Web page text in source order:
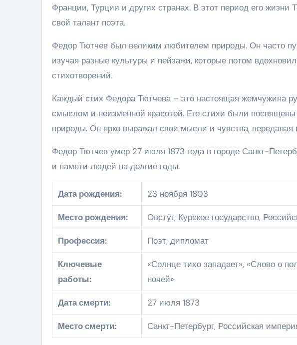
Франции, Турции и других странах. В этот период его жизни
свой талант поэта.
Федор Тютчев был великим любителем природы. Он часто
изучая разные культуры и пейзажи, которые потом
стихотворений.
Каждый стих Федора Тютчева – это настоящая жемчужина
смыслом и неизменной красотой. Его стихи были
природы. Он ярко выражал свои мысли и чувства, передавая
Федор Тютчев умер 27 июля 1873 года в городе Санкт-
и памяти людей на долгие годы.
Дата рождения: 23 ноября 1803
Место рождения: Овстуг, Курское государство,
Профессия: Поэт, дипломат
Ключевые
работы:
«Солнце тихо западает», «Слово о
ночей»
Дата смерти: 27 июля 1873
Место смерти: Санкт-Петербург, Российская